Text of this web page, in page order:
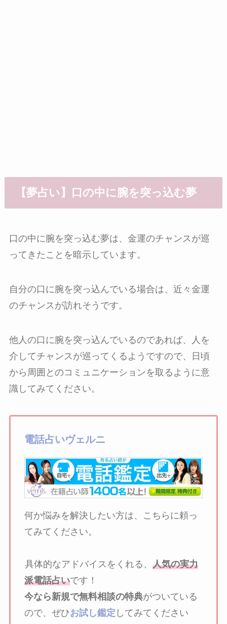
【夢占い】口の中に腕を突っ込む夢
口の中に腕を突っ込む夢は、金運のチャンスが巡
ってきたことを暗示しています。
自分の口に腕を突っ込んでいる場合は、近々金運
のチャンスが訪れそうです。
他人の口に腕を突っ込んでいるのであれば、人を
介してチャンスが巡ってくるようですので、日頃
から周囲とのコミュニケーションを取るように意
識してみてください。
電話占いヴェルニ
何か悩みを解決したい方は、こちらに頼っ
てみてください。
具体的なアドバイスをくれる、 人気の実力
派電話占いです！
今なら新規で無料相談の特典がついている
ので、ぜひお試し鑑定 してみてください